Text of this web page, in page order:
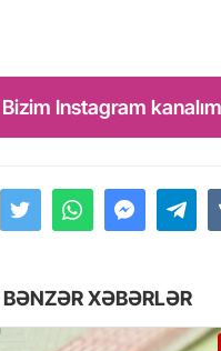
Bizim Instagram
BƏNZƏR XƏBƏRLƏR